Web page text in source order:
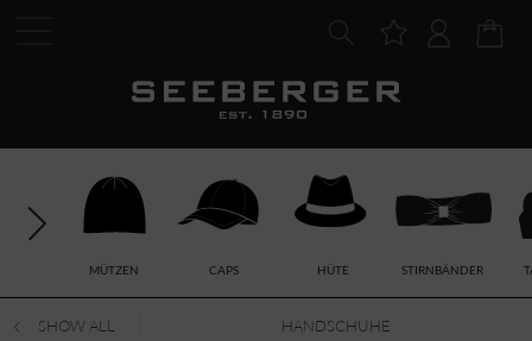
MÜTZEN CAPS HÜTE STIRNBÄNDER
SHOW ALL HANDSCHUHE